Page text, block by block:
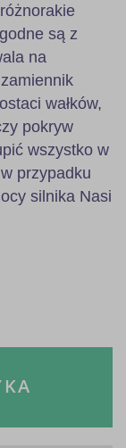
są z
na
wałków,
pokryw
wszystko w
przypadku
silnika Nasi